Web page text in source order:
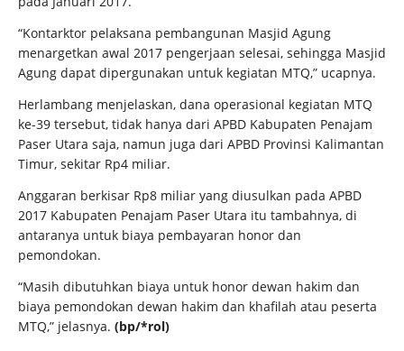
“Kontarktor pelaksana pembangunan Masjid Agung
menargetkan awal 2017 pengerjaan selesai, sehingga Masjid
Agung dapat dipergunakan untuk kegiatan MTQ,” ucapnya.
Herlambang menjelaskan, dana operasional kegiatan MTQ
ke-39 tersebut, tidak hanya dari APBD Kabupaten Penajam
Paser Utara saja, namun juga dari APBD Provinsi Kalimantan
Timur, sekitar Rp4 miliar.
Anggaran berkisar Rp8 miliar yang diusulkan pada APBD
2017 Kabupaten Penajam Paser Utara itu tambahnya, di
antaranya untuk biaya pembayaran honor dan
pemondokan.
“Masih dibutuhkan biaya untuk honor dewan hakim dan
biaya pemondokan dewan hakim dan khafilah atau peserta
MTQ,” jelasnya. (bp/*rol)